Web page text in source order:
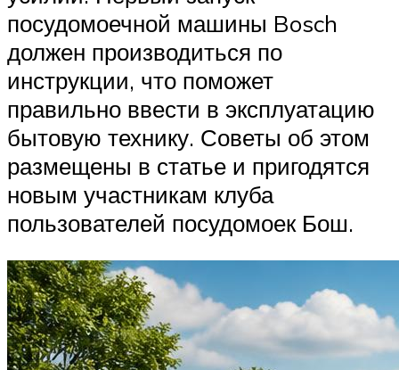
посудомоечной машины Bosch
должен производиться по
инструкции, что поможет
правильно ввести в эксплуатацию
бытовую технику. Советы об этом
размещены в статье и пригодятся
новым участникам клуба
пользователей посудомоек Бош.